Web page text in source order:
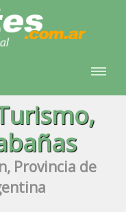
Provincia de